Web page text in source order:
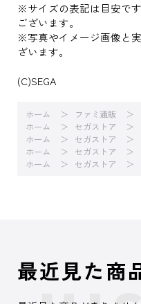
※サイズの表記は目安で
ございます。
※写真やイメージ画像と
ざいます。
(C)SEGA
ホーム ファミ通販
ホーム
セガストア
ホーム
セガストア
ホーム
セガストア
ホーム
セガストア
最近見た商